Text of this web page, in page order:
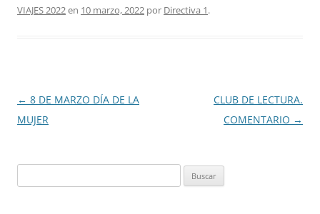
VIAJES 2022en 10 marzo, 2022 por Directiva 1.
Navegación
de
← 8 DE MARZO DÍA DE LA
MUJER
CLUB DE LECTURA.
COMENTARIO →